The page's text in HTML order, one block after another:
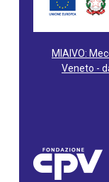
MIAIVO:
Veneto -